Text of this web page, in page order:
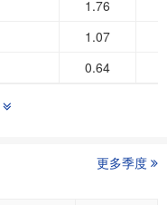
1.76
1.07
0.64
更多季度